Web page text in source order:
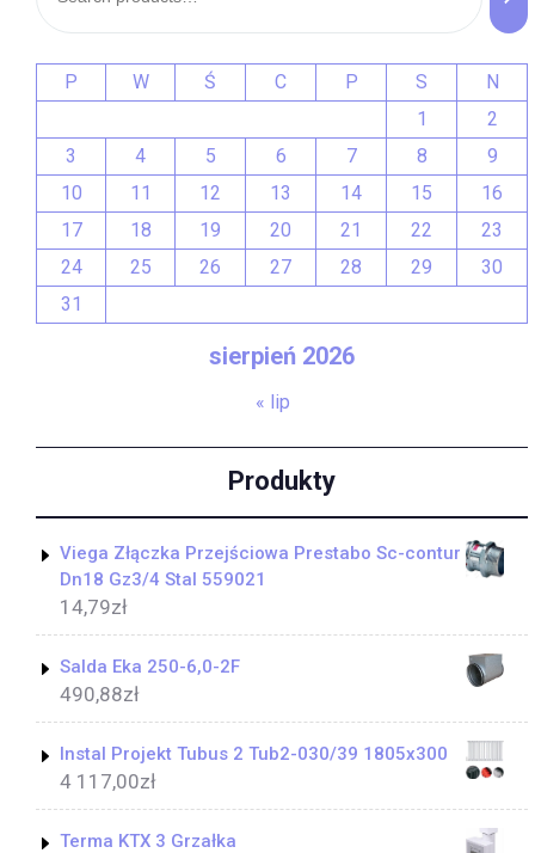
sierpień 2026
P W Ś C P S
N
1
2
3
4 5 6 7 8
9
10
11 12 13 14 15
16
17
18 19 20 21 22
23
24
25 26 27 28 29
30
31
« lip
Produkty
Viega Złączka Przejściowa Prestabo Sc-contur
Dn18 Gz3/4 Stal 559021
14,79zł
Salda Eka 250-6,0-2F
490,88zł
Instal Projekt Tubus 2 Tub2-030/39 1805x300
4 117,00zł
Terma KTX 3 Grzałka